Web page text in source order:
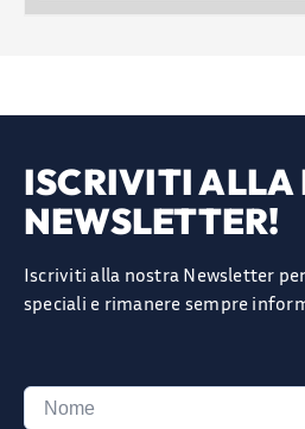
ISCRIVITI ALLA
NEWSLETTER!
Iscriviti alla nostra Newsletter
speciali e rimanere sempre